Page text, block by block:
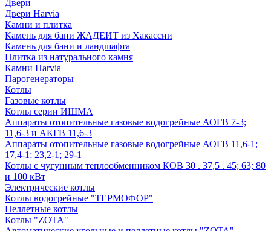
Двери
Двери Harvia
Камни и плитка
Камень для бани ЖАДЕИТ из Хакассии
Камень для бани и ландшафта
Плитка из натурального камня
Камни Harvia
Парогенераторы
Котлы
Газовые котлы
Котлы серии ИШМА
Аппараты отопительные газовые водогрейные АОГВ 7-3;
11,6-3 и АКГВ 11,6-3
Аппараты отопительные газовые водогрейные АОГВ 11,6-1;
17,4-1; 23,2-1; 29-1
Котлы с чугунным теплообменником КОВ 30 . 37,5 . 45; 63; 80
и 100 кВт
Электрические котлы
Котлы водогрейные "ТЕРМОФОР"
Пеллетные котлы
Котлы "ZOTA"